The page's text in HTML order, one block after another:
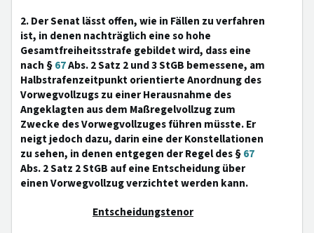
2. Der Senat lässt offen, wie in Fällen zu verfahren
ist, in denen nachträglich eine so hohe
Gesamtfreiheitsstrafe gebildet wird, dass eine
nach §67Abs. 2 Satz 2 und 3 StGB bemessene, am
Halbstrafenzeitpunkt orientierte Anordnung des
Vorwegvollzugs zu einer Herausnahme des
Angeklagten aus dem Maßregelvollzug zum
Zwecke des Vorwegvollzuges führen müsste. Er
neigt jedoch dazu, darin eine der Konstellationen
zu sehen, in denen entgegen der Regel des §67
Abs. 2 Satz 2 StGB auf eine Entscheidung über
einen Vorwegvollzug verzichtet werden kann.
Entscheidungstenor